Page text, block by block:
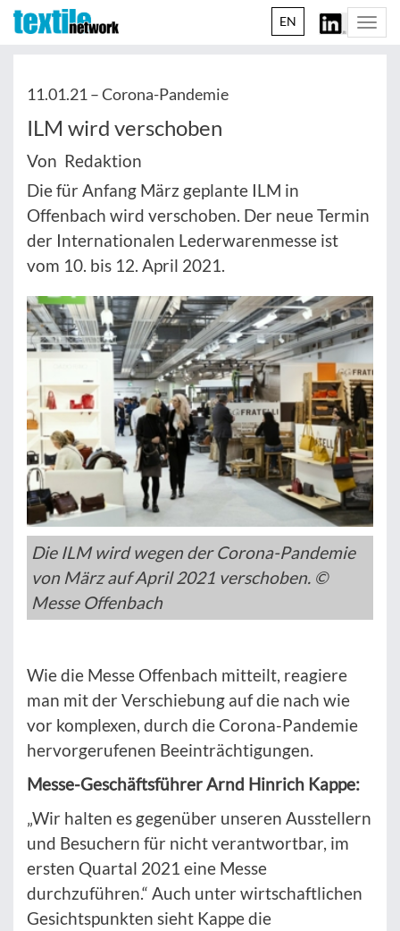
EN
11.01.21 –Corona-Pandemie
ILM wird verschoben
Von Redaktion
Die für Anfang März geplante ILM in
Offenbach wird verschoben. Der neue Termin
der Internationalen Lederwarenmesse ist
vom 10. bis 12. April 2021.
Die ILM wird wegen der Corona-Pandemie
von März auf April 2021 verschoben. ©
Messe Offenbach
Wie die Messe Offenbach mitteilt, reagiere
man mit der Verschiebung auf die nach wie
vor komplexen, durch die Corona-Pandemie
hervorgerufenen Beeinträchtigungen.
Messe-Geschäftsführer Arnd Hinrich Kappe:
„Wir halten es gegenüber unseren Ausstellern
und Besuchern für nicht verantwortbar, im
ersten Quartal 2021 eine Messe
durchzuführen.“ Auch unter wirtschaftlichen
Gesichtspunkten sieht Kappe die